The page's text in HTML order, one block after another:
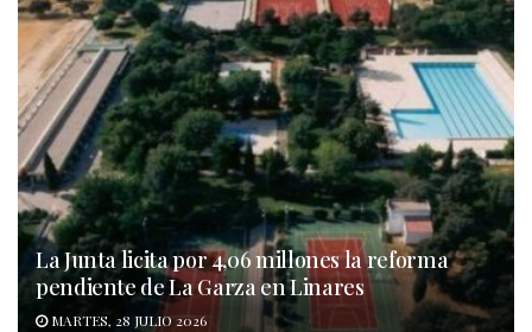
La Junta licita por 4,06 millones la reforma
pendiente de La Garza en Linares
MARTES, 28 JULIO 2026